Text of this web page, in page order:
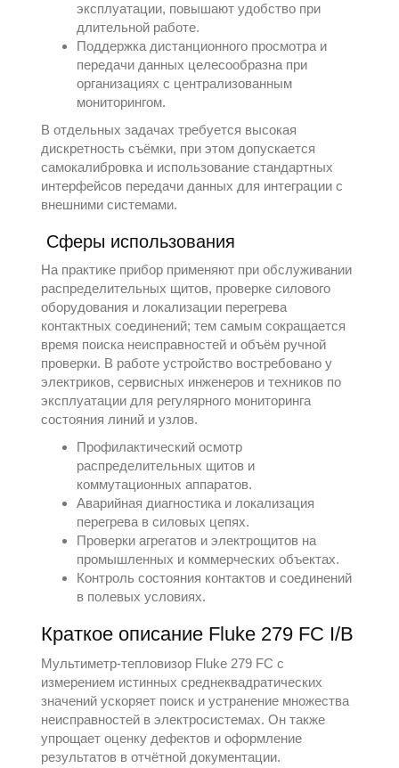
эксплуатации, повышают удобство при
длительной работе.
Поддержка дистанционного просмотра и
передачи данных целесообразна при
организациях с централизованным
мониторингом.
В отдельных задачах требуется высокая
дискретность съёмки, при этом допускается
самокалибровка и использование стандартных
интерфейсов передачи данных для интеграции с
внешними системами.
Сферы использования
На практике прибор применяют при обслуживании
распределительных щитов, проверке силового
оборудования и локализации перегрева
контактных соединений; тем самым сокращается
время поиска неисправностей и объём ручной
проверки. В работе устройство востребовано у
электриков, сервисных инженеров и техников по
эксплуатации для регулярного мониторинга
состояния линий и узлов.
Профилактический осмотр
распределительных щитов и
коммутационных аппаратов.
Аварийная диагностика и локализация
перегрева в силовых цепях.
Проверки агрегатов и электрощитов на
промышленных и коммерческих объектах.
Контроль состояния контактов и соединений
в полевых условиях.
Краткое описание Fluke 279 FC I/B
Мультиметр-тепловизор Fluke 279 FC с
измерением истинных среднеквадратических
значений ускоряет поиск и устранение множества
неисправностей в электросистемах. Он также
упрощает оценку дефектов и оформление
результатов в отчётной документации.